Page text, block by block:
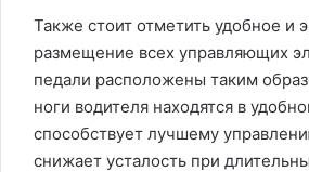
Также стоит отметить удобное и
размещение всех управляющих
педали расположены таким
ноги водителя находятся в
способствует лучшему
снижает усталость при